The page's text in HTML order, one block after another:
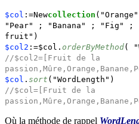
$col :=Newcollection
"Pear" ; "Banana" ; "Fig" ;
fruit")
$col2 :=$col. orderByMethod(
//$col2=[Fruit de la
$col . sort ("WordLength")
//$col=[Fruit de la
Où la méthode de rappel